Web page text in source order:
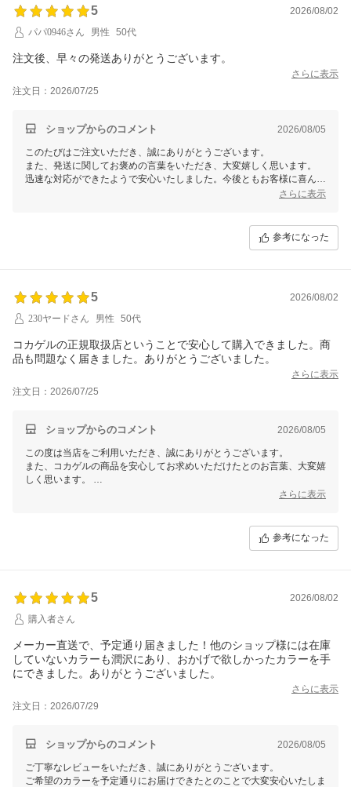
5
2026/08/02
パパ0946さん
男性 50代
注文後、早々の発送ありがとうございます。
さらに表示
注文日：2026/07/25
ショップからのコメント 2026/08/05
このたびはご注文いただき、誠にありがとうございます。
また、発送に関してお褒めの言葉をいただき、大変嬉しく思います。
迅速な対応ができたようで安心いたしました。今後ともお客様に喜んで
この度は、当店をご利用いただきまして誠にありがとうございました。
さらに表示
参考になった
5
2026/08/02
230ヤードさん
男性 50代
コカゲルの正規取扱店ということで安心して購入できました。商
品も問題なく届きました。ありがとうございました。
さらに表示
注文日：2026/07/25
ショップからのコメント 2026/08/05
この度は当店をご利用いただき、誠にありがとうございます。
また、コカゲルの商品を安心してお求めいただけたとのお言葉、大変嬉
しく思います。
商品も問題なくお届けできたとのことで、ほっと安心しております。
また機会がございましたらご利用いただけますと幸いです。
この度は、当店をご利用いただきまして誠にありがとうございました。
さらに表示
参考になった
5
2026/08/02
購入者さん
メーカー直送で、予定通り届きました！他のショップ様には在庫
していないカラーも潤沢にあり、おかげで欲しかったカラーを手
にできました。ありがとうございました。
さらに表示
注文日：2026/07/29
ショップからのコメント 2026/08/05
ご丁寧なレビューをいただき、誠にありがとうございます。
ご希望のカラーを予定通りにお届けできたとのことで大変安心いたしま